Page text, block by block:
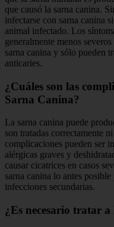
que causó la sarna canina.
infectarse con sarna canina
animal infectado. Los
generalmente menos
sarna canina y sólo pueden
anticaries.
¿Cuáles son las
Sarna Canina?
La sarna canina puede
son tratadas correctamente
complicaciones pueden ser
alérgicas graves y
causar cicatrices en casos
sarna canina lo antes
infecciones secundarias.
¿Es necesario tratar